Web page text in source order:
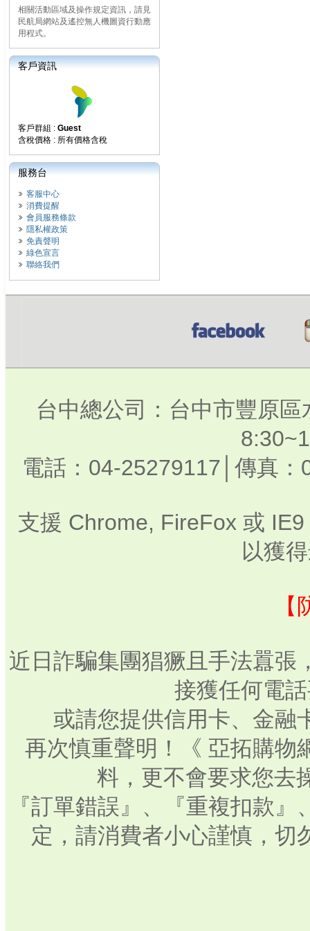
相關活動區域及操作規定資訊，請見
民航局網站及遙控無人機圖資行動應
用程式。
客戶資訊
客戶群組 : Guest
含稅價格 : 所有價格含稅
服務台
客服中心
消費提醒
會員服務條款
隱私權政策
免責聲明
綠色宣言
聯絡我們
台中總公司：台中市豐原
電話：04-25279117│傳真
支援 Chrome, FireFox 或
以獲
近日詐騙集團猖獗且手法囂張
接獲任何電
或請您提供信用卡、金融
再次慎重聲明！《 亞拓購物
料，更不會要求您去
『訂單錯誤』、『重複扣款
定，請消費者小心謹慎，切